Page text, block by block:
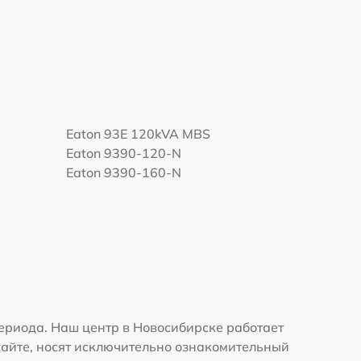
Eaton 93E 120kVA MBS
Eaton 9390-120-N
Eaton 9390-160-N
Наш центр в Новосибирске работает
носят исключительно ознакомительный